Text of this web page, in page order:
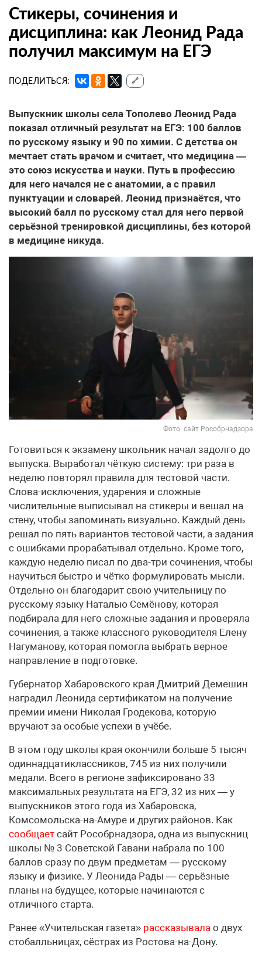
Стикеры, сочинения и
дисциплина: как Леонид Рада
получил максимум на ЕГЭ
ПОДЕЛИТЬСЯ: 🔗
Выпускник школы села Тополево Леонид Рада
показал отличный результат на ЕГЭ: 100 баллов
по русскому языку и 90 по химии. С детства он
мечтает стать врачом и считает, что медицина —
это союз искусства и науки. Путь в профессию
для него начался не с анатомии, а с правил
пунктуации и словарей. Леонид признаётся, что
высокий балл по русскому стал для него первой
серьёзной тренировкой дисциплины, без которой
в медицине никуда.
Фото: сайт Рособрнадзора
Готовиться к экзамену школьник начал задолго до
выпуска. Выработал чёткую систему: три раза в
неделю повторял правила для тестовой части.
Слова-исключения, ударения и сложные
числительные выписывал на стикеры и вешал на
стену, чтобы запоминать визуально. Каждый день
решал по пять вариантов тестовой части, а задания
с ошибками прорабатывал отдельно. Кроме того,
каждую неделю писал по два-три сочинения, чтобы
научиться быстро и чётко формулировать мысли.
Отдельно он благодарит свою учительницу по
русскому языку Наталью Семёнову, которая
подбирала для него сложные задания и проверяла
сочинения, а также классного руководителя Елену
Нагуманову, которая помогла выбрать верное
направление в подготовке.
Губернатор Хабаровского края Дмитрий Демешин
наградил Леонида сертификатом на получение
премии имени Николая Гродекова, которую
вручают за особые успехи в учёбе.
В этом году школы края окончили больше 5 тысяч
одиннадцатиклассников, 745 из них получили
медали. Всего в регионе зафиксировано 33
максимальных результата на ЕГЭ, 32 из них — у
выпускников этого года из Хабаровска,
Комсомольска-на-Амуре и других районов. Как
сообщает сайт Рособрнадзора, одна из выпускниц
школы № 3 Советской Гавани набрала по 100
баллов сразу по двум предметам — русскому
языку и физике. У Леонида Рады — серьёзные
планы на будущее, которые начинаются с
отличного старта.
Ранее «Учительская газета» рассказывала о двух
стобалльницах, сёстрах из Ростова-на-Дону.